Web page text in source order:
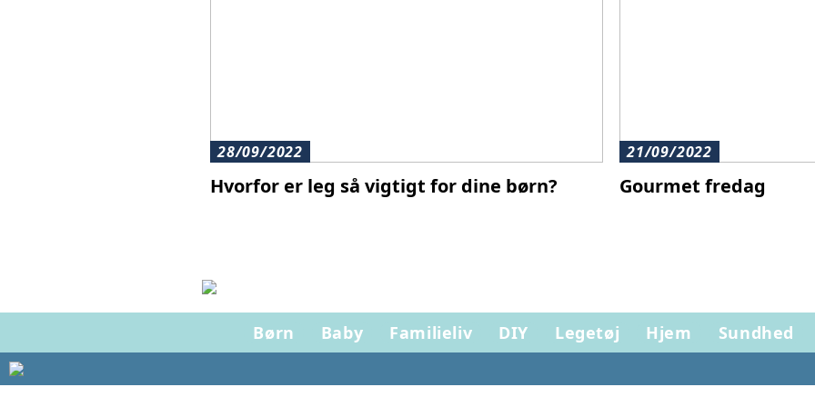
28/09/2022
Hvorfor er leg så vigtigt for dine børn?
21/09/2022
Gourmet fredag
Børn Baby Familieliv DIY Legetøj Hjem Sundhed